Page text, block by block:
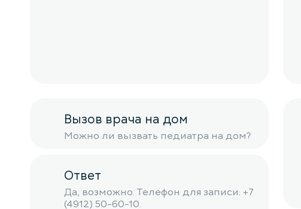
Вызов врача на дом
Можно ли вызвать педиатра на дом?
Ответ
Да, возможно. Телефон для записи: +7
(4912) 50-60-10.